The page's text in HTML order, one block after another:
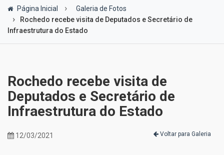
Página Inicial
Galeria de Fotos
Rochedo recebe visita de Deputados e Secretário de
Infraestrutura do Estado
Rochedo recebe visita de
Deputados e Secretário de
Infraestrutura do Estado
12/03/2021 Voltar para Galeria